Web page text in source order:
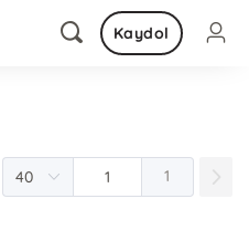
Kaydol
1